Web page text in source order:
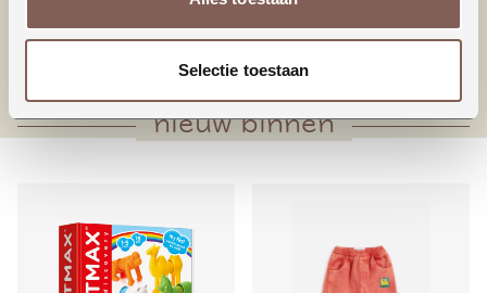
Selectie toestaan
* Bodysuit sluiting
* Geschulpt randje neklijn (alleen meisjes)
nieuw binnen